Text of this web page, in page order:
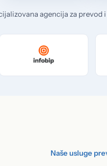
agencija za prevod
Naše usluge